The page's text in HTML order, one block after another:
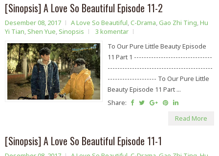
[Sinopsis] A Love So Beautiful Episode 11-2
Desember 08, 2017 A Love So Beautiful,C-Drama,Gao Zhi Ting,Hu
Yi Tian, Shen Yue, Sinopsis
3 komentar
To Our Pure Little Beauty Episode
11 Part 1 --------------------------------
-------------------------------------------
-------------------- To Our Pure Little
Beauty Episode 11 Part ...
Share:
Read More
[Sinopsis] A Love So Beautiful Episode 11-1